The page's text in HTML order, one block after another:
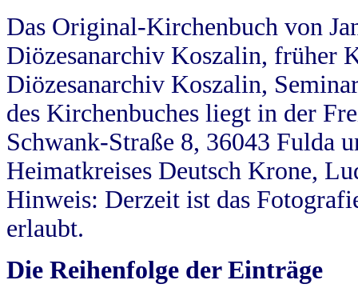
Das Original-Kirchenbuch von
Diözesanarchiv Koszalin, früher
Diözesanarchiv Koszalin,
des Kirchenbuches liegt in der
Schwank-Straße 8, 36043 Fulda
Heimatkreises Deutsch Krone,
Hinweis: Derzeit ist das
erlaubt.
Die Reihenfolge der Einträge